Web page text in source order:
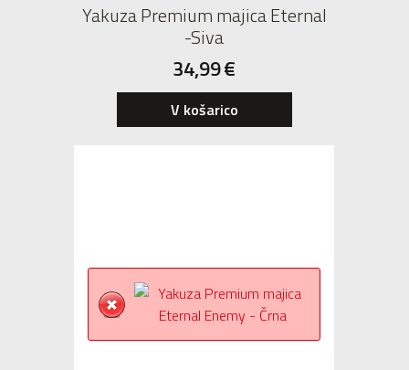
Yakuza Premium majica Eternal
-Siva
34,99€
V košarico